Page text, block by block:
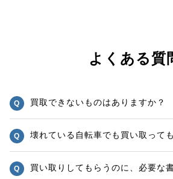
よくある質
買取できないものはありますか？
壊れている自転車でも買い取って
買い取りしてもらうのに、必要な